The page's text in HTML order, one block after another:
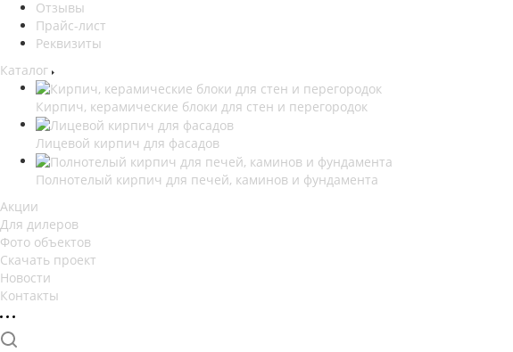
Отзывы
Прайс-лист
Реквизиты
Каталог
Кирпич, керамические блоки для стен и перегородок
Лицевой кирпич для фасадов
Полнотелый кирпич для печей, каминов и фундамента
Акции
Для дилеров
Фото объектов
Скачать проект
Новости
Контакты